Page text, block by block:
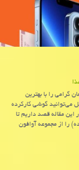
گرامی را با بهترین
گوشی کارکرده
مقاله قصد داریم تا
را از مجموعه آوافون